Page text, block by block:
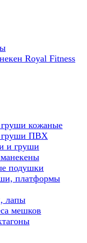
Royal Fitness
кожаные
груши ПВХ
и груши
подушки
платформы
лапы
мешков